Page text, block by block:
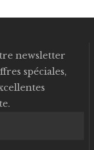
newsletter
spéciales,